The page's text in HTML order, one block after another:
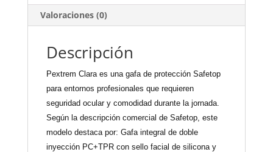
Valoraciones (0)
Descripción
Pextrem Clara es una gafa de protección Safetop
para entornos profesionales que requieren
seguridad ocular y comodidad durante la jornada.
Según la descripción comercial de Safetop, este
modelo destaca por: Gafa integral de doble
inyección PC+TPR con sello facial de silicona y